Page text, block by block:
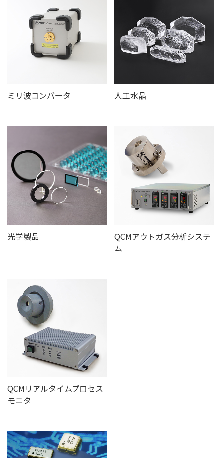
ミリ波コンバータ 人工水晶
光学製品
QCMアウトガス分析システ
ム
QCMリアルタイムプロセス
モニタ